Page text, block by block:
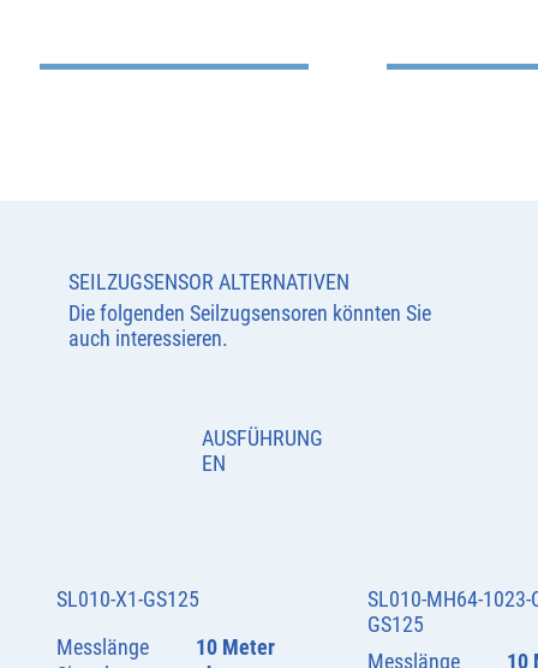
AUSFÜHRUNG
EN
SL010-X1-GS125
Messlänge
10 Meter
SL010-MH64-1023-
GS125
Messlänge
10
SEILZUGSENSOR ALTERNATIVEN
Die folgenden Seilzugsensoren könnten Sie
auch interessieren.